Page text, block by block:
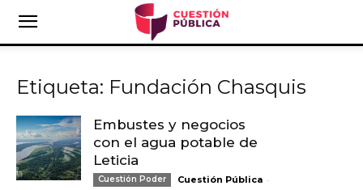
Etiqueta: Fundación Chasquis
Embustes y negocios
con el agua potable de
Leticia
Cuestión Poder Cuestión Pública -